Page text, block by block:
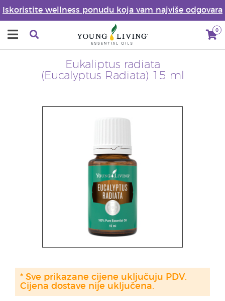
Iskoristite wellness ponudu koja vam najviše odgovara
0
Eukaliptus radiata
(Eucalyptus Radiata) 15 ml
* Sve prikazane cijene uključuju PDV.
Cijena dostave nije uključena.